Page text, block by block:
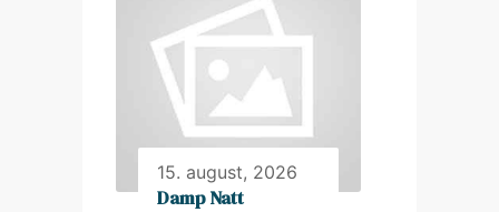
15. august, 2026
Damp Natt